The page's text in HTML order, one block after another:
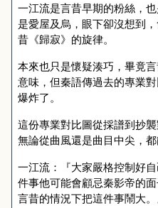
一江流是言昔早期的粉絲，
是愛屋及烏，眼下卻沒想到
昔《歸寂》的旋律。
本來也只是懷疑湊巧，畢竟
意味，但秦語傳過去的專業
爆炸了。
這份專業對比圖從採譜到抄
無論從曲風還是曲目中尖，都
一江流：『大家嚴格控制好
件事他可能會顧忌秦影帝的
言昔的情況下把這件事鬧大。